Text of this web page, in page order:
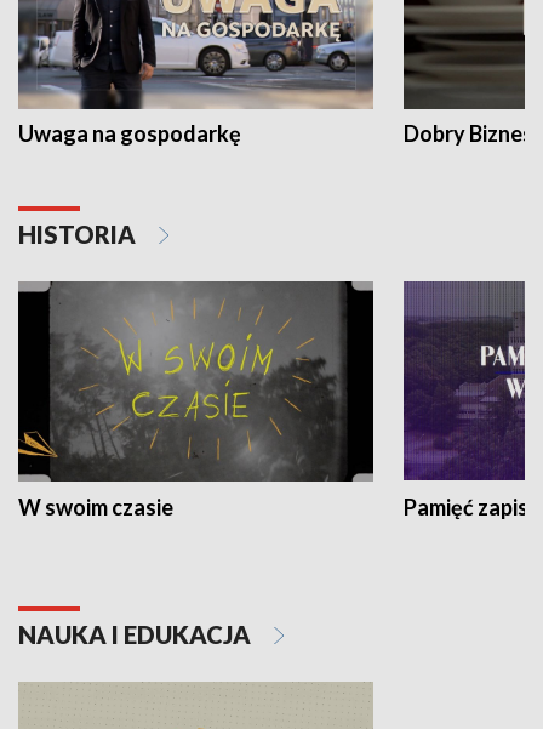
Uwaga na gospodarkę Dobry Biznes
HISTORIA
W swoim czasie Pamięć
NAUKA I EDUKACJA